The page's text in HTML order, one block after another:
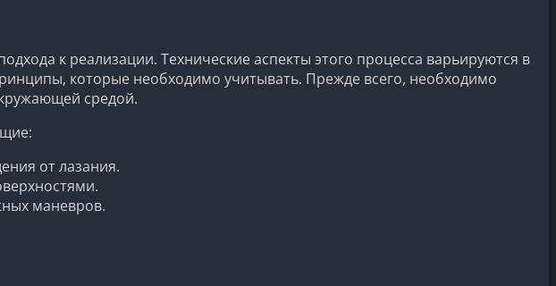
к реализации. Технические аспекты этого процесса варьируются в
которые необходимо учитывать. Прежде всего, необходимо
средой.
от лазания.
маневров.